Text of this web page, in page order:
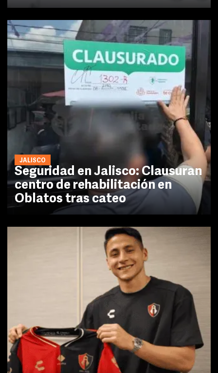
JALISCO
Seguridad en Jalisco: Clausuran
centro de rehabilitación en
Oblatos tras cateo